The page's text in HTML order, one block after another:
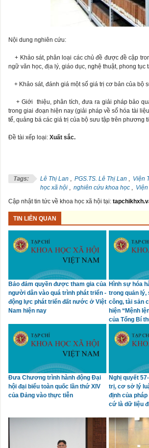
Nội dung nghiên cứu:
+ Khảo sát, phân loại các chủ đề được đề cập
ngữ văn học, địa lý, giáo dục, nghệ thuật, phong
+ Khảo sát, đánh giá một số giá trị cơ bản của bộ
+ Giới thiệu, phân tích, đưa ra giải pháp bảo
trong giai đoạn hiện nay (giải pháp về số hóa tài
tế, quảng bá các giá trị của bộ sưu tập trên phương
Đề tài xếp loại: Xuất sắc.
Lê Thị Lan , PGS.TS. Lê Thị Lan , Viện
học xã hội , nghiên cứu khoa học ,
Cập nhật tin tức về khoa học xã hội tại:
TIN LIÊN QUAN
Bảo đảm quyền được tham gia của
người dân vào quá trình phát triển -
động lực phát triển đất nước ở Việt
Nam hiện nay
Hình sự hóa
trong quản lý,
công, tài sản
hiện “Mệnh
của Tổng Bí
Đưa Chương trình hành động Đại
hội đại biểu toàn quốc lần thứ XIV
của Đảng vào thực tiễn
Nghị quyết
trị, cơ sở lý
định của
cứ là dữ liệu